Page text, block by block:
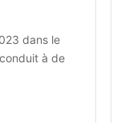
dans le
à de